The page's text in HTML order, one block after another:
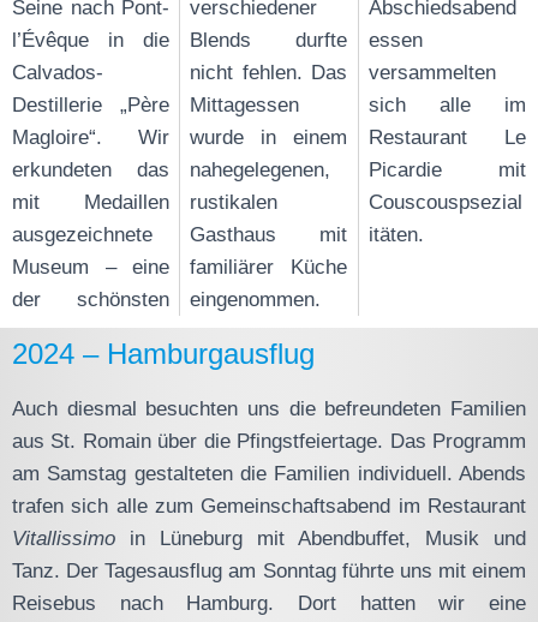
Seine nach Pont-
l’Évêque in die
Calvados-
Destillerie „Père
Magloire“. Wir
erkundeten das
mit Medaillen
ausgezeichnete
Museum – eine
der schönsten
verschiedener
Blends durfte
nicht fehlen. Das
Mittagessen
wurde in einem
nahegelegenen,
rustikalen
Gasthaus mit
familiärer Küche
eingenommen.
Abschiedsabend
essen
versammelten
sich alle im
Restaurant Le
Picardie mit
Couscouspsezial
itäten.
2024 – Hamburgausflug
Auch diesmal besuchten uns die befreundeten Familien
aus St. Romain über die Pfingstfeiertage. Das Programm
am Samstag gestalteten die Familien individuell. Abends
trafen sich alle zum Gemeinschaftsabend im Restaurant
Vitallissimo in Lüneburg mit Abendbuffet, Musik und
Tanz. Der Tagesausflug am Sonntag führte uns mit einem
Reisebus nach Hamburg. Dort hatten wir eine